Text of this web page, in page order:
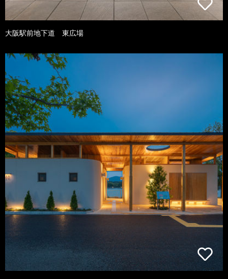
大阪駅前地下道 東広場